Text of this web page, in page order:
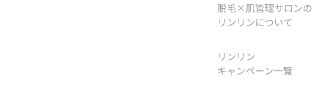
脱毛×肌管理サロンの
リンリンについて
リンリン
キャンペーン一覧